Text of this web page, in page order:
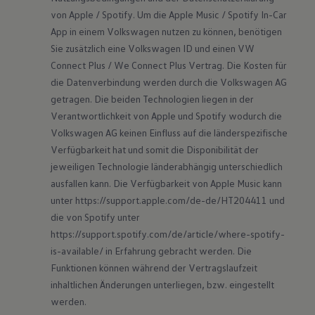
von Apple / Spotify. Um die Apple Music / Spotify In-Car
App in einem Volkswagen nutzen zu können, benötigen
Sie zusätzlich eine Volkswagen ID und einen VW
Connect Plus / We Connect Plus Vertrag. Die Kosten für
die Datenverbindung werden durch die Volkswagen AG
getragen. Die beiden Technologien liegen in der
Verantwortlichkeit von Apple und Spotify wodurch die
Volkswagen AG keinen Einfluss auf die länderspezifische
Verfügbarkeit hat und somit die Disponibilität der
jeweiligen Technologie länderabhängig unterschiedlich
ausfallen kann. Die Verfügbarkeit von Apple Music kann
unter https://support.apple.com/de-de/HT204411 und
https://support.spotify.com/de/article/where-spotify-
is-available/ in Erfahrung gebracht werden. Die
Funktionen können während der Vertragslaufzeit
inhaltlichen Änderungen unterliegen, bzw. eingestellt
werden.